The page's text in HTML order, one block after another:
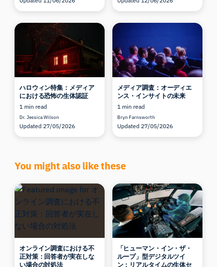
ハロウィン特集：メディア
における恐怖の生体認証
1 min read
Dr. Jessica Wilson
Updated 27/05/2026
メディア調査：オーディエ
ンス・インサイトの未来
1 min read
Bryn Farnsworth
Updated 27/05/2026
You might also like these
オンライン調査における不
正対策：回答者が実在しな
い場合の対処法
「ヒューマン・イン・ザ・
ループ」型デジタルツイ
ン：リアルタイムの生体セ